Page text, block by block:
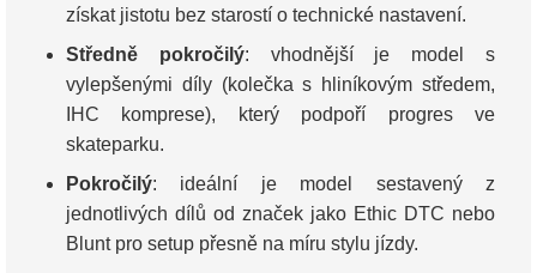
získat jistotu bez starostí o technické nastavení.
Středně pokročilý: vhodnější je model s
vylepšenými díly (kolečka s hliníkovým středem,
IHC komprese), který podpoří progres ve
skateparku.
Pokročilý: ideální je model sestavený z
jednotlivých dílů od značek jako Ethic DTC nebo
Blunt pro setup přesně na míru stylu jízdy.